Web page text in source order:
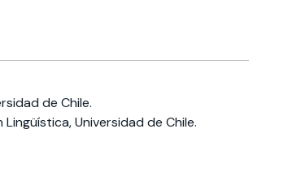
de Chile.
Universidad de Chile.